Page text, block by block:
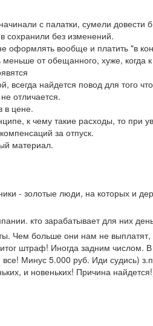
с палатки, сумели
сохранили без изменений.
оформлять вообще и платить "в
меньше от обещанного, хуже,
всегда найдется повод для того
отличается.
в цене.
к чему такие расходы, то при
за отпуск.
материал.
- золотые люди, на которых и
кто зарабатывает для них
Чем больше они нам не
штраф! Иногда задним числом.
все! Минус 5.000 руб. Иди судись)
и новеньких! Причина